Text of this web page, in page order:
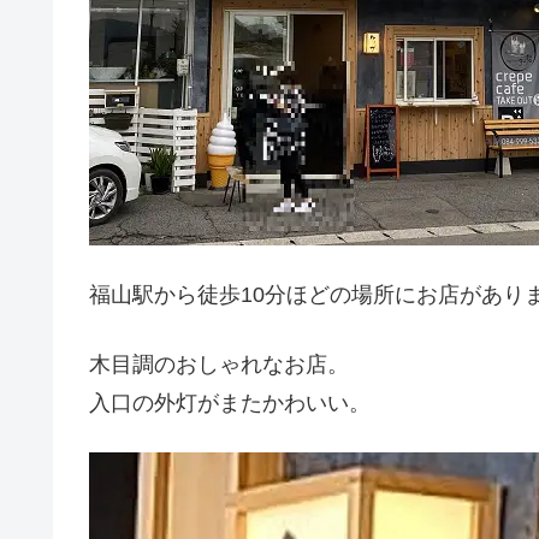
福山駅から徒歩10分ほどの場所にお店があり
木目調のおしゃれなお店。
入口の外灯がまたかわいい。